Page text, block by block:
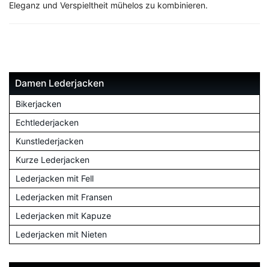
Eleganz und Verspieltheit mühelos zu kombinieren.
Damen Lederjacken
Bikerjacken
Echtlederjacken
Kunstlederjacken
Kurze Lederjacken
Lederjacken mit Fell
Lederjacken mit Fransen
Lederjacken mit Kapuze
Lederjacken mit Nieten